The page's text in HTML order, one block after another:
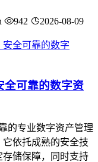
942 2026-08-09
全可靠的数字资
的专业数字资产管理
依托成熟的安全技
储保障，同时支持